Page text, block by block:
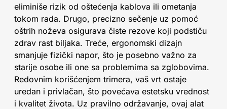
eliminiše rizik od oštećenja kablova ili ometanja
tokom rada. Drugo, precizno sečenje uz pomoć
oštrih noževa osigurava čiste rezove koji podstiču
zdrav rast biljaka. Treće, ergonomski dizajn
smanjuje fizički napor, što je posebno važno za
starije osobe ili one sa problemima sa zglobovima.
Redovnim korišćenjem trimera, vaš vrt ostaje
uredan i privlačan, što povećava estetsku vrednost
i kvalitet života. Uz pravilno održavanje, ovaj alat